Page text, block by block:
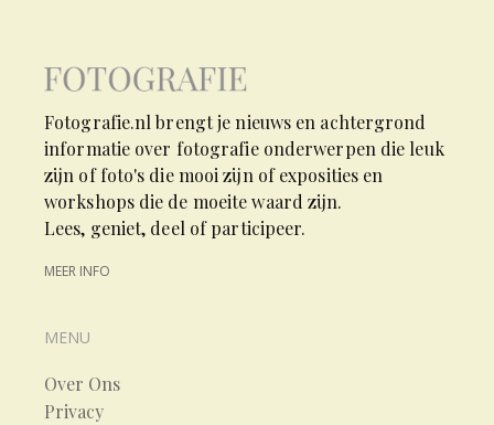
Fotografie.nl brengt je nieuws en achtergrond
informatie over fotografie onderwerpen die leuk
zijn of foto's die mooi zijn of exposities en
workshops die de moeite waard zijn.
Lees, geniet, deel of participeer.
MEER INFO
MENU
Over Ons
Privacy